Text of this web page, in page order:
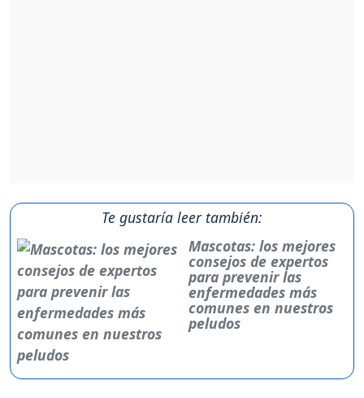
Te gustaría leer también:
Mascotas: los mejores
consejos de expertos
para prevenir las
enfermedades más
comunes en nuestros
peludos